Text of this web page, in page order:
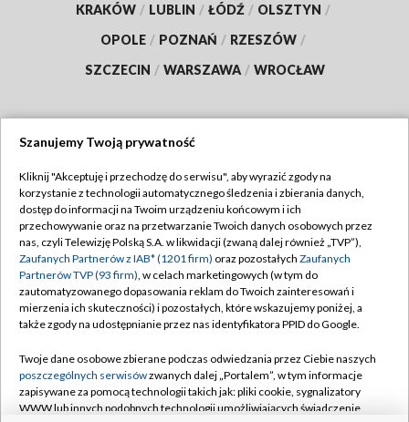
KRAKÓW / LUBLIN / ŁÓDŹ / OLSZTYN /
OPOLE / POZNAŃ / RZESZÓW /
SZCZECIN / WARSZAWA / WROCŁAW
TVP
Abonament TVP
Emisja w TVP
Centrum informacji TVP
Naziemna Telewizja Cyfrowa
Rada Programowa
System NOS
Regulamin TVP
Polityka prywatności
Moje zgody
Pomoc
Kontakt
Szanujemy Twoją prywatność
Kliknij "Akceptuję i przechodzę do serwisu", aby wyrazić zgody na
korzystanie z technologii automatycznego śledzenia i zbierania danych,
dostęp do informacji na Twoim urządzeniu końcowym i ich
przechowywanie oraz na przetwarzanie Twoich danych osobowych przez
nas, czyli Telewizję Polską S.A. w likwidacji (zwaną dalej również „TVP”),
Zaufanych Partnerów z IAB* (1201 firm) oraz pozostałych Zaufanych
Partnerów TVP (93 firm), w celach marketingowych (w tym do
zautomatyzowanego dopasowania reklam do Twoich zainteresowań i
mierzenia ich skuteczności) i pozostałych, które wskazujemy poniżej, a
także zgody na udostępnianie przez nas identyfikatora PPID do Google.
Twoje dane osobowe zbierane podczas odwiedzania przez Ciebie naszych
poszczególnych serwisówzwanych dalej „Portalem”, w tym informacje
zapisywane za pomocą technologii takich jak: pliki cookie, sygnalizatory
WWW lub innych podobnych technologii umożliwiających świadczenie